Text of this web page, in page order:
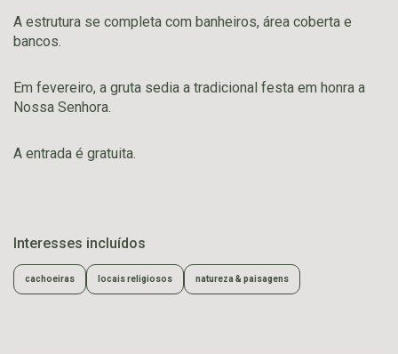
A estrutura se completa com banheiros, área coberta e
bancos.
Em fevereiro, a gruta sedia a tradicional festa em honra a
Nossa Senhora.
A entrada é gratuita.
Interesses incluídos
cachoeiras locais religiosos natureza & paisagens